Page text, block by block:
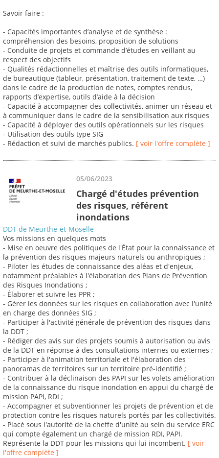
Savoir faire :
- Capacités importantes d’analyse et de synthèse :
compréhension des besoins, proposition de solutions
- Conduite de projets et commande d’études en veillant au
respect des objectifs
- Qualités rédactionnelles et maîtrise des outils informatiques,
de bureautique (tableur, présentation, traitement de texte, …)
dans le cadre de la production de notes, comptes rendus,
rapports d’expertise, outils d’aide à la décision
- Capacité à accompagner des collectivités, animer un réseau et
à communiquer dans le cadre de la sensibilisation aux risques
- Capacité à déployer des outils opérationnels sur les risques
- Utilisation des outils type SIG
- Rédaction et suivi de marchés publics. [ voir l'offre complète ]
05/06/2023
Chargé d'études prévention
des risques, référent
inondations
DDT de Meurthe-et-Moselle
Vos missions en quelques mots
- Mise en oeuvre des politiques de l'État pour la connaissance et
la prévention des risques majeurs naturels ou anthropiques ;
- Piloter les études de connaissance des aléas et d'enjeux,
notamment préalables à l'élaboration des Plans de Prévention
des Risques Inondations ;
- Élaborer et suivre les PPR ;
- Gérer les données sur les risques en collaboration avec l'unité
en charge des données SIG ;
- Participer à l'activité générale de prévention des risques dans
la DDT ;
- Rédiger des avis sur des projets soumis à autorisation ou avis
de la DDT en réponse à des consultations internes ou externes ;
- Participer à l'animation territoriale et l'élaboration des
panoramas de territoires sur un territoire pré-identifié ;
- Contribuer à la déclinaison des PAPI sur les volets amélioration
de la connaissance du risque inondation en appui du chargé de
mission PAPI, RDI ;
- Accompagner et subventionner les projets de prévention et de
protection contre les risques naturels portés par les collectivités.
- Placé sous l'autorité de la cheffe d'unité au sein du service ERC
qui compte également un chargé de mission RDI, PAPI.
Représente la DDT pour les missions qui lui incombent. [ voir
l'offre complète ]